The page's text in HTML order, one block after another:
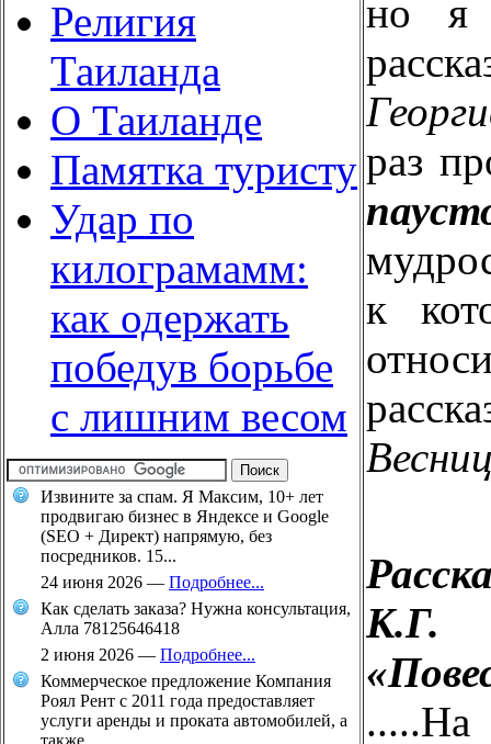
Религия
Таиланда
О Таиланде
Памятка туристу
Удар по
килограмамм:
как одержать
победув борьбе
с лишним весом
Извините за спам. Я Максим, 10+ лет
продвигаю бизнес в Яндексе и Google
(SEO + Директ) напрямую, без
посредников. 15...
24 июня 2026 — Подробнее...
Как сделать заказа? Нужна консультация,
Алла 78125646418
2 июня 2026 — Подробнее...
Коммерческое предложение Компания
Роял Рент с 2011 года предоставляет
услуги аренды и проката автомобилей, а
также ...
но я
раз
к
К.Г.